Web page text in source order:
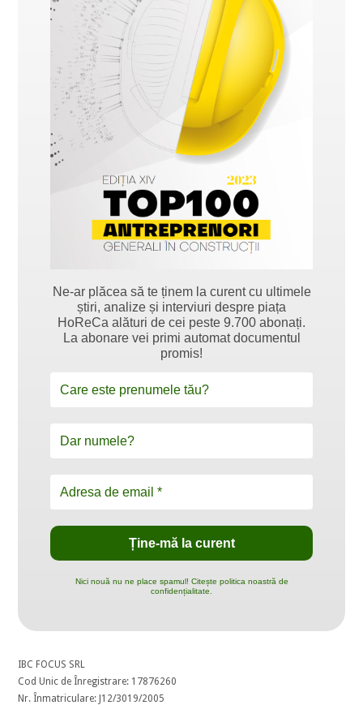
Ne-ar plăcea să te ținem la curent cu ultimele
știri, analize și interviuri despre piața
HoReCa alături de cei peste 9.700 abonați.
La abonare vei primi automat documentul
promis!
Nici nouă nu ne place spamul! Citește politica noastră de
confidențialitate.
IBC FOCUS SRL
Cod Unic de Înregistrare: 17876260
Nr. Înmatriculare: J12/3019/2005